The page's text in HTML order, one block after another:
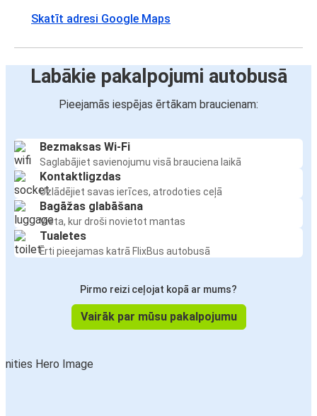
Skatīt adresi Google Maps
Labākie pakalpojumi autobusā
Pieejamās iespējas ērtākam braucienam:
Bezmaksas Wi-Fi
Saglabājiet savienojumu visā brauciena laikā
Kontaktligzdas
Uzlādējiet savas ierīces, atrodoties ceļā
Bagāžas glabāšana
Vieta, kur droši novietot mantas
Tualetes
Ērti pieejamas katrā FlixBus autobusā
Pirmo reizi ceļojat kopā ar mums?
Vairāk par mūsu pakalpojumu